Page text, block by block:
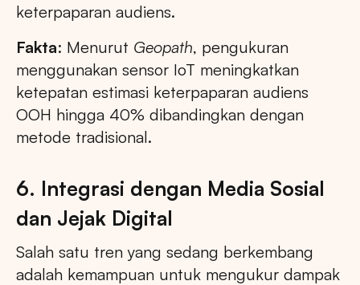
keterpaparan audiens.
Fakta: Menurut Geopath, pengukuran
menggunakan sensor IoT meningkatkan
ketepatan estimasi keterpaparan audiens
OOH hingga 40% dibandingkan dengan
metode tradisional.
6. Integrasi dengan Media Sosial
dan Jejak Digital
Salah satu tren yang sedang berkembang
adalah kemampuan untuk mengukur dampak